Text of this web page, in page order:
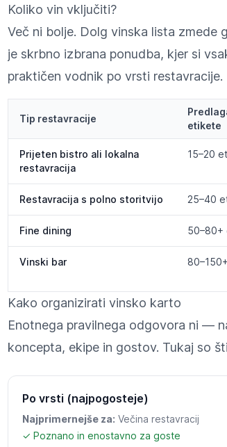
Koliko vin vključiti?
Več ni bolje. Dolg vinska lista zmede
je skrbno izbrana ponudba, kjer si
praktičen vodnik po vrsti restavracije.
Tip restavracije
etikete
Prijeten bistro ali lokalna
restavracija
15–20
Restavracija s polno storitvijo 25–40
Fine dining 50–80+
Vinski bar
Kako organizirati vinsko karto
Enotnega pravilnega odgovora ni —
koncepta, ekipe in gostov. Tukaj so
Po vrsti (najpogosteje)
Najprimernejše za: Večina restavracij
✓ Poznano in enostavno za goste